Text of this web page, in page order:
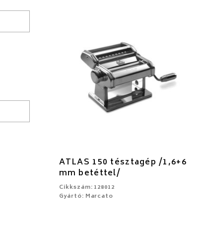
ATLAS 150 tésztagép /1,6+6
mm betéttel/
Cikkszám: 128012
Gyártó: Marcato